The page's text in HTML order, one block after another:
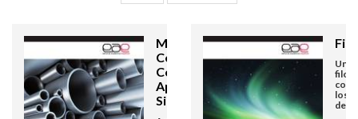
Mantenimiento
Centrado en la
Confiabilidad
Aplicado a la
Siderúrgica
Una
los
de la